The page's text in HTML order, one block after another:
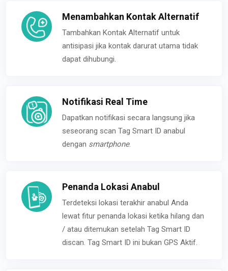
Menambahkan Kontak Alternatif
Tambahkan Kontak Alternatif untuk
antisipasi jika kontak darurat utama tidak
dapat dihubungi.
Notifikasi Real Time
Dapatkan notifikasi secara langsung jika
seseorang scan Tag Smart ID anabul
dengan smartphone.
Penanda Lokasi Anabul
Terdeteksi lokasi terakhir anabul Anda
lewat fitur penanda lokasi ketika hilang dan
/ atau ditemukan setelah Tag Smart ID
discan. Tag Smart ID ini bukan GPS Aktif.